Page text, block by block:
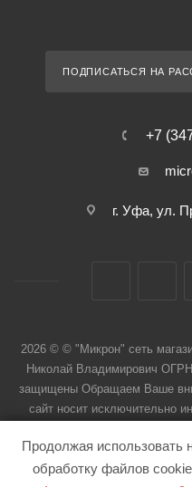
ПОДПИСАТЬСЯ НА
+7
г. Уфа, ул.
2026 © © "Микрон" сеть
Николай Владимирович
защищены Обращаем Ваше
сайт носит исключительно
Продолжая использовать
обработку файлов